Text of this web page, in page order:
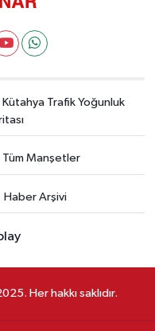
Kütahya Trafik Yoğunluk
Tüm Manşetler
Haber Arşivi
Her hakkı saklıdır.